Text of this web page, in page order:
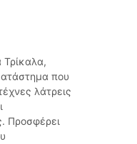
Τρίκαλα,
που
λάτρεις
Προσφέρει